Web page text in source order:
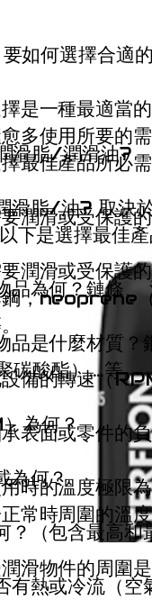
滑脂/潤滑油?
滑脂/油? 取決
下是選擇最佳
品為何？鏈條、
品是什麼材質
酸酯）….等。
為何？
為何？
？（包含最高
有熱或冷流（
要如何選擇合適
是一種最適當
多使用所要的
最佳產品所必
潤滑或受保護
潤滑或受保護
，neoprene
備的轉速（
表面或零件的
時的溫度極限
常時周圍的溫
滑物件的周圍